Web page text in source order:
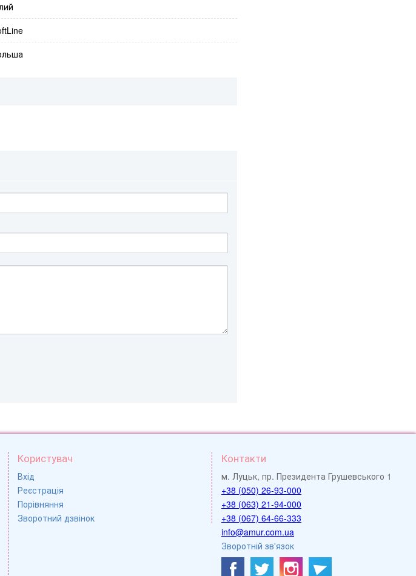
Користувач
Вхід
Реєстрація
Порівняння
Зворотний дзвінок
Контакти
м. Луцьк, пр. Президента Грушевського 1
+38 (050) 26-93-000
+38 (063) 21-94-000
+38 (067) 64-66-333
info@amur.com.ua
Зворотній зв'язок